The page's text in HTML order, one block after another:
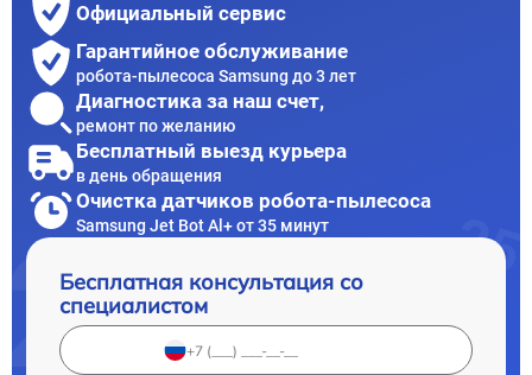
Официальный сервис
Гарантийное обслуживание
робота-пылесоса Samsung до 3 лет
Диагностика за наш счет,
ремонт по желанию
Бесплатный выезд курьера
в день обращения
Очистка датчиков робота-пылесоса
Samsung Jet Bot Al+ от 35 минут
Бесплатная консультация со
специалистом